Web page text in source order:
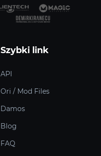
Szybki link
API
Ori / Mod Files
Damos
Blog
FAQ